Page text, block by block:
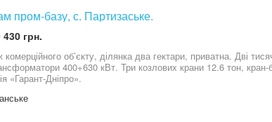
пром-базу, с. Партизаське.
грн.
обʼєкту, ділянка два гектари, приватна. Дві
400+630 кВт. Три козлових крани 12.6 тон, кран-балка. Залізничні
«Гарант-Дніпро».